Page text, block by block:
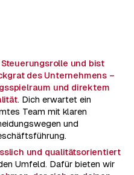
und bist
des Unternehmens –
und direktem
. Dich erwartet ein
Team mit klaren
und
und qualitätsorientiert
Umfeld. Dafür bieten wir